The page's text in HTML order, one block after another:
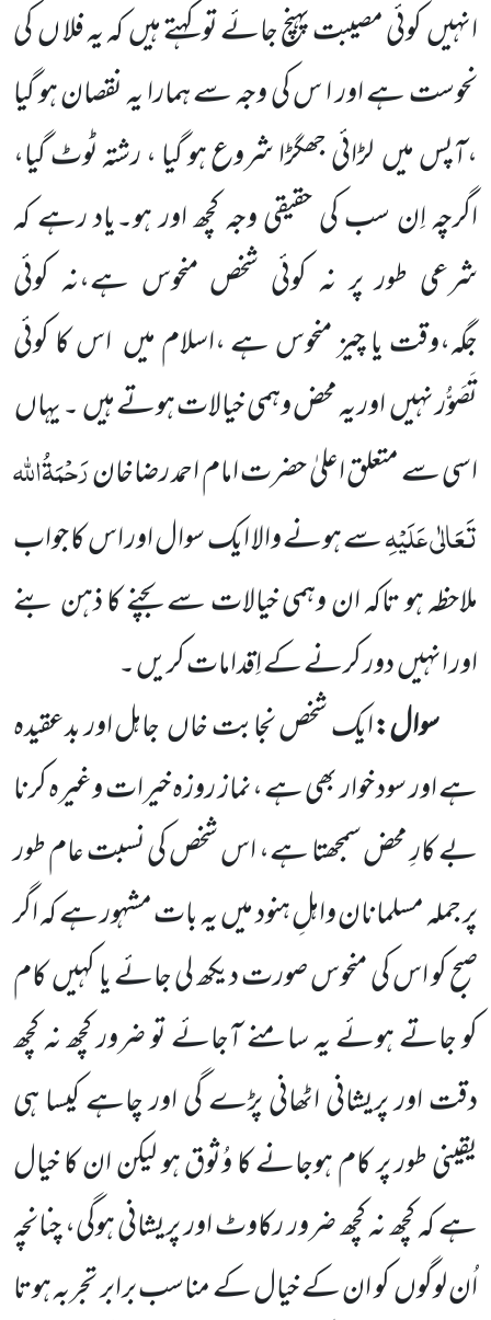
انہیںکوئی مصیبت پہنچ جائے تو کہتے ہیںکہ یہ فلا ںکی
نحوست ہے اور ا س کی وجہ سے ہمارا یہ نقصان ہو گیا
،آپس میںلڑائی جھگڑا شروع ہو گیا ، رشتہ ٹوٹ گیا،
اگرچہ اِن سب کی حقیقی وجہ کچھ اور ہو۔یاد رہے کہ
شرعی طور پر نہ کوئی شخص منحوس ہے،نہ کوئی
جگہ،وقت یا چیز منحوس ہے ،اسلام میں اس کا کوئی
تَصَوُّر نہیںاور یہ محضوہمی خیالات ہوتے ہیں۔ یہاں
اسی سے متعلق اعلیٰ حضرت امام احمد رضاخانرَحْمَۃُاللہ
تَعَالٰی عَلَیْہِسے ہونے والا ایکسوال اور اس کا جواب
ملاحظہ ہو تاکہ ان وہمی خیالات سے بچنے کا ذہن بنے
اور انہیںدور کرنے کے اِقدامات کریں ۔
سوال:ایک شخص نجابت خاںجاہل اور بدعقیدہ
ہے اور سود خوار بھی ہے ،نماز روزہ خیرات وغیرہ کرنا
بے کارِ محض سمجھتا ہے، اس شخص کی نسبت عام طور
پر جملہ مسلمانان واہلِ ہنود میںیہ بات مشہور ہے کہ اگر
صبح کو اس کی منحوس صورت دیکھ لی جائے یا کہیںکام
کو جاتے ہوئے یہ سامنے آجائے تو ضرور کچھ نہ کچھ
دقت اور پریشانی اٹھانی پڑے گی اور چاہے کیسا ہی
یقینی طور پر کام ہوجانے کا وُثوق ہو لیکن ان کا خیال
ہے کہ کچھ نہ کچھ ضرور رکاوٹ اور پریشانی ہوگی، چنانچہ
اُن لوگوںکو ان کے خیال کے مناسب برابر تجربہ ہوتا